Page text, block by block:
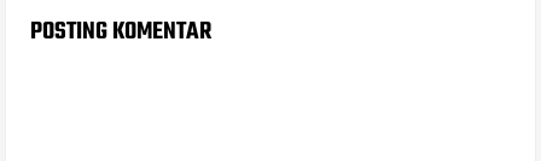
POSTING KOMENTAR